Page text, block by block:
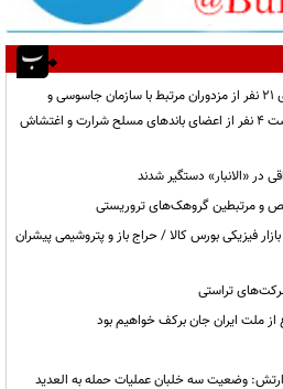
وزارت اطلاعات: شناسایی و دستگیری ۲۱ نفر از مزدوران مرتبط با سازمان جاسوسی و
تروریستی رژیم صهیونیستی و بازداشت ۴ نفر از اعضای باندهای مسلح شرارت و اغتشاش
در «الانبار» دستگیر شدند
تن کالا در بازار فیزیکی بورس کالا / حراج باز و پتروشیمی پیشران
از ملت ایران جان برکف خواهیم بود
وضعیت سه خلبان عملیات حمله به العدید